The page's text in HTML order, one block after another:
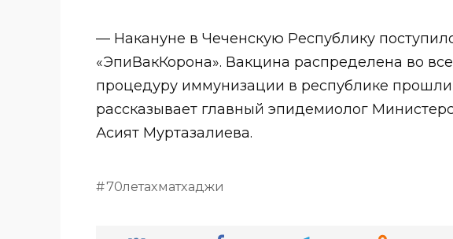
— Накануне в Чеченскую Республику
«ЭпиВакКорона». Вакцина распределена во
процедуру иммунизации в республике
рассказывает главный эпидемиолог
Асият Муртазалиева.
70летахматхаджи